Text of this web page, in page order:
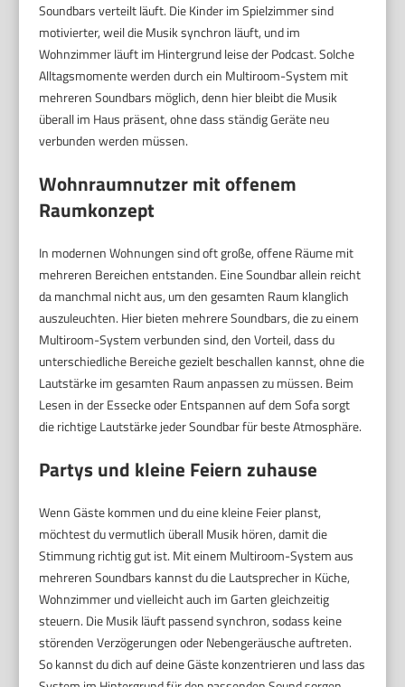
Soundbars verteilt läuft. Die Kinder im Spielzimmer sind
motivierter, weil die Musik synchron läuft, und im
Wohnzimmer läuft im Hintergrund leise der Podcast. Solche
Alltagsmomente werden durch ein Multiroom-System mit
mehreren Soundbars möglich, denn hier bleibt die Musik
überall im Haus präsent, ohne dass ständig Geräte neu
verbunden werden müssen.
Wohnraumnutzer mit offenem
Raumkonzept
In modernen Wohnungen sind oft große, offene Räume mit
mehreren Bereichen entstanden. Eine Soundbar allein reicht
da manchmal nicht aus, um den gesamten Raum klanglich
auszuleuchten. Hier bieten mehrere Soundbars, die zu einem
Multiroom-System verbunden sind, den Vorteil, dass du
unterschiedliche Bereiche gezielt beschallen kannst, ohne die
Lautstärke im gesamten Raum anpassen zu müssen. Beim
Lesen in der Essecke oder Entspannen auf dem Sofa sorgt
die richtige Lautstärke jeder Soundbar für beste Atmosphäre.
Partys und kleine Feiern zuhause
Wenn Gäste kommen und du eine kleine Feier planst,
möchtest du vermutlich überall Musik hören, damit die
Stimmung richtig gut ist. Mit einem Multiroom-System aus
mehreren Soundbars kannst du die Lautsprecher in Küche,
Wohnzimmer und vielleicht auch im Garten gleichzeitig
steuern. Die Musik läuft passend synchron, sodass keine
störenden Verzögerungen oder Nebengeräusche auftreten.
So kannst du dich auf deine Gäste konzentrieren und lass das